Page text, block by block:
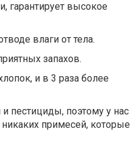
гарантирует высокое
влаги от тела.
запахов.
и в 3 раза более
пестициды, поэтому у нас
примесей, которые